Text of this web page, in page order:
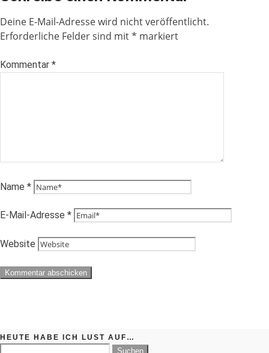
Deine E-Mail-Adresse wird nicht veröffentlicht.
Erforderliche Felder sind mit* markiert
Kommentar *
Name *
E-Mail-Adresse *
Website
HEUTE HABE ICH LUST AUF…